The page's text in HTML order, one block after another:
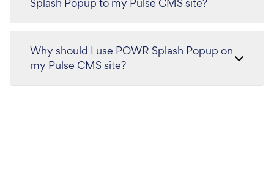
Why should I use POWR Splash Popup on
my Pulse CMS site?